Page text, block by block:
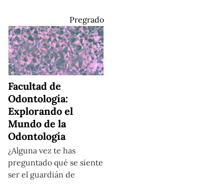
Pregrado
Facultad de
Odontología:
Explorando el
Mundo de la
Odontología
¿Alguna vez te has
preguntado qué se siente
ser el guardián de